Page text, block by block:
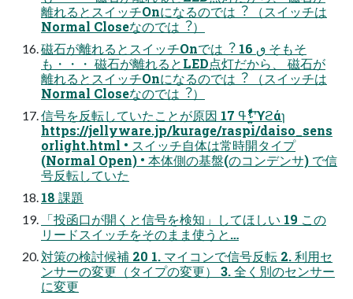
離れるとスイッチOnになるのでは︖ （スイッチは
Normal Closeなのでは︖）
磁⽯が離れるとスイッチOnでは︖ 16 ٯ そもそ
も・・・ 磁⽯が離れるとLED点灯だから、 磁⽯が
離れるとスイッチOnになるのでは︖ （スイッチは
Normal Closeなのでは︖）
信号を反転していたことが原因 17 ࢀߟʹ͍͍ͤͯͨͩͨ͞ϒϩάɿ
https://jellyware.jp/kurage/raspi/daiso_sens
orlight.html • スイッチ⾃体は常時開タイプ
(Normal Open) • 本体側の基盤(のコンデンサ) で信
号反転していた
18 課題
「投函⼝が開くと信号を検知」してほしい 19 この
リードスイッチをそのまま使うと…
対策の検討候補 20 1. マイコンで信号反転 2. 利⽤セ
ンサーの変更（タイプの変更） 3. 全く別のセンサー
に変更